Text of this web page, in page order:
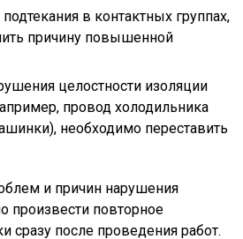
в контактных группах,
причину повышенной
целостности изоляции
провод холодильника
необходимо переставить
и причин нарушения
произвести повторное
сразу после проведения работ.